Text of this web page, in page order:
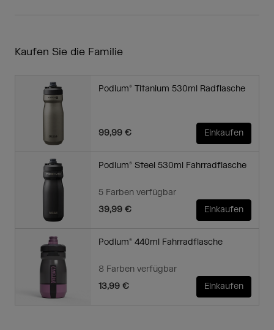
Kaufen Sie die Familie
Podium® Titanium 530ml Radflasche
99,99 € Einkaufen
Podium® Steel 530ml Fahrradflasche
5 Farben verfügbar
39,99 €
Einkaufen
Podium® 440ml Fahrradflasche
8 Farben verfügbar
13,99 €
Einkaufen